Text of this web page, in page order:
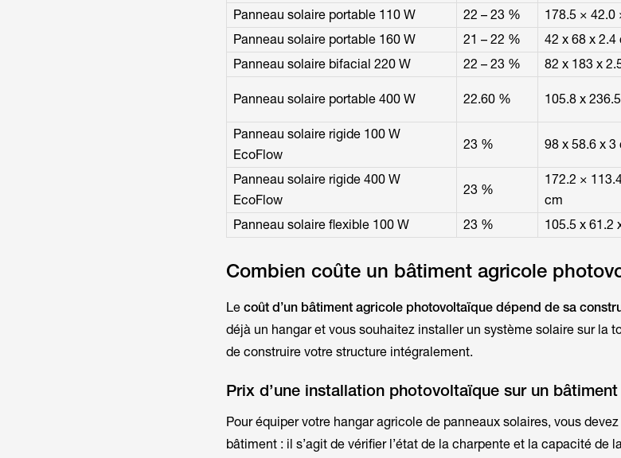
Panneau solaire portable 110 W
22 – 23 % 178.5 × 42.0
Panneau solaire portable 160 W
21 – 22 % 42 x 68 x 2.4
Panneau solaire bifacial 220 W
22 – 23 % 82 x 183 x
Panneau solaire portable 400 W 22.60 % 105.8 x
Panneau solaire rigide 100 W
EcoFlow
23 % 98 x 58.6 x 3
Panneau solaire rigide 400 W
EcoFlow
23 %
172.2 ×
cm
Panneau solaire flexible 100 W 23 % 105.5 x 61.2
Combien coûte un bâtiment agricole
Le coût d’un bâtiment agricole photovoltaïque dépend de sa
déjà un hangar et vous souhaitez installer un système solaire sur la
de construire votre structure intégralement.
Prix d’une installation photovoltaïque sur un
Pour équiper votre hangar agricole de panneaux solaires, vous
bâtiment : il s’agit de vérifier l’état de la charpente et la capacité de